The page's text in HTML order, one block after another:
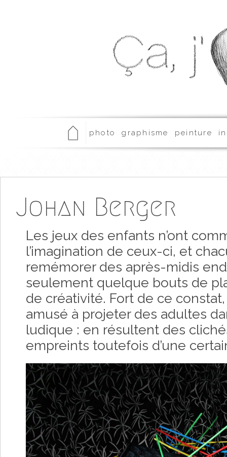
photo graphisme peinture
Johan Berger
Les jeux des enfants n’ont
l’imagination de ceux-ci, et
remémorer des après-midis
seulement quelque bouts de
de créativité. Fort de ce
amusé à projeter des adultes
ludique : en résultent des
empreints toutefois d’une